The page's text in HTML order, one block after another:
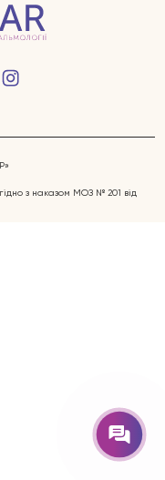
з наказом МОЗ № 201 від